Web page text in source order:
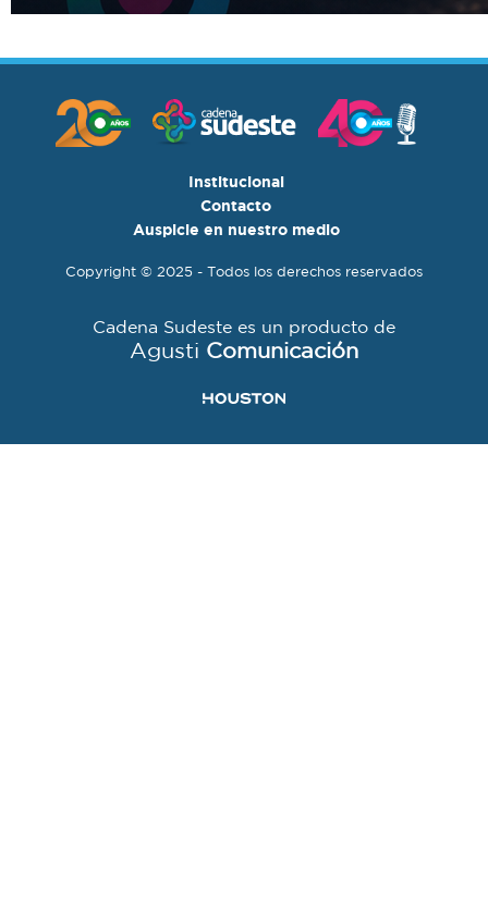
Institucional
Contacto
Auspicie en nuestro medio
Copyright © 2025 - Todos los derechos reservados
Cadena Sudeste es un producto de
Agusti Comunicación